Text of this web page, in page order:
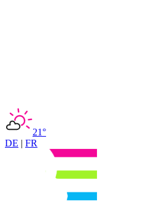
21°
DE | FR